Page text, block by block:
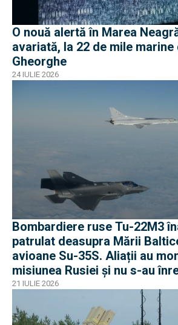
O nouă alertă în Marea
avariată, la 22 de mile marine
Gheorghe
24 IULIE 2026
Bombardiere ruse Tu-22M3
patrulat deasupra Mării
avioane Su-35S. Aliații au
misiunea Rusiei și nu s-au
incidente
21 IULIE 2026